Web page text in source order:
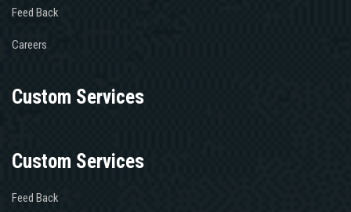
Feed Back
Careers
Custom Services
Custom Services
Feed Back